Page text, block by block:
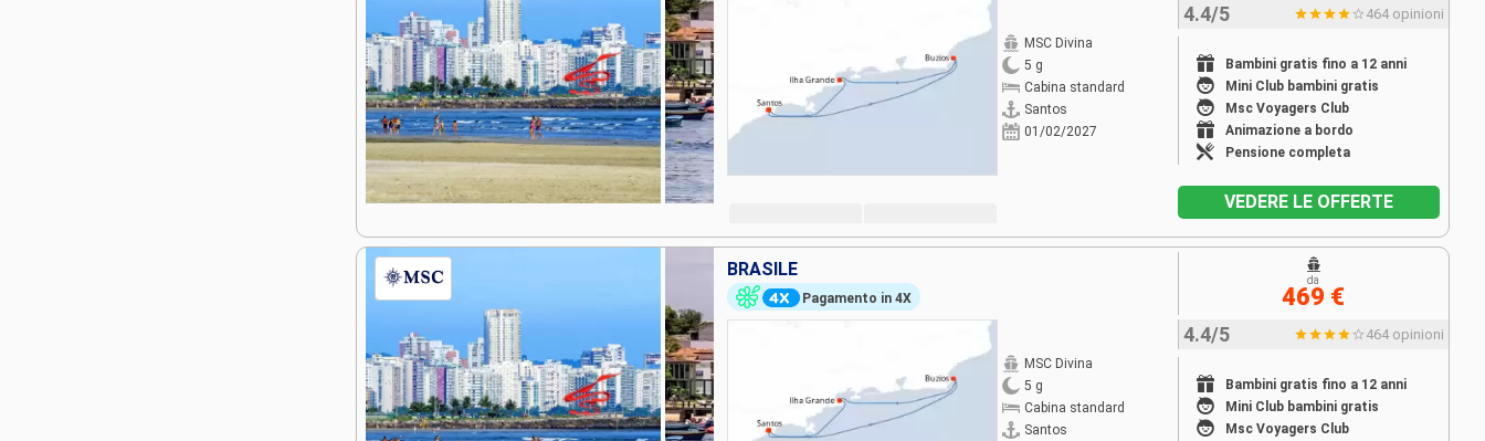
MSC Divina
5 g
Cabina standard
Santos
01/02/2027
4.4/5 464 opinioni
Bambini gratis fino a 12 anni
Mini Club bambini gratis
Msc Voyagers Club
Animazione a bordo
Pensione completa
VEDERE LE OFFERTE
BRASILE
Pagamento in 4X
MSC Divina
5 g
Cabina standard
Santos
4.4/5 464 opinioni
Bambini gratis fino a 12 anni
Mini Club bambini gratis
Msc Voyagers Club
da
469 €